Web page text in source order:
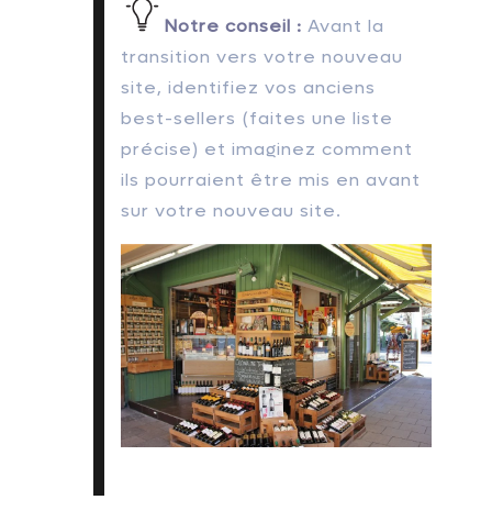
Notre conseil : Avant la
transition vers votre nouveau
site, identifiez vos anciens
best-sellers (faites une liste
précise) et imaginez comment
ils pourraient être mis en avant
sur votre nouveau site.